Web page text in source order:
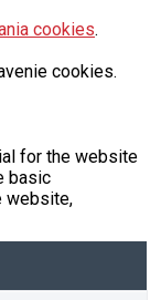
cookies.
cookies.
for the website
basic
website,